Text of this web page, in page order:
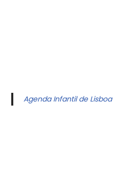
Agenda Infantil de Lisboa